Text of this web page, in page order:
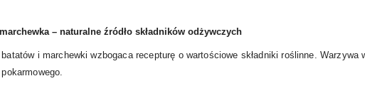
– naturalne źródło składników odżywczych
i marchewki wzbogaca recepturę o wartościowe składniki roślinne.